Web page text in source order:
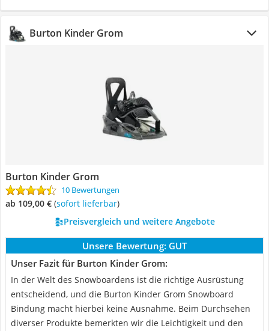
Burton Kinder Grom
Burton Kinder Grom
10 Bewertungen
ab 109,00 € ( Sofort lieferbar)
Preisvergleich und weitere Angebote
Unsere Bewertung: GUT
Unser Fazit für Burton Kinder Grom:
In der Welt des Snowboardens ist die richtige Ausrüstung
entscheidend, und die Burton Kinder Grom Snowboard
Bindung macht hierbei keine Ausnahme. Beim Durchsehen
diverser Produkte bemerkten wir die Leichtigkeit und den